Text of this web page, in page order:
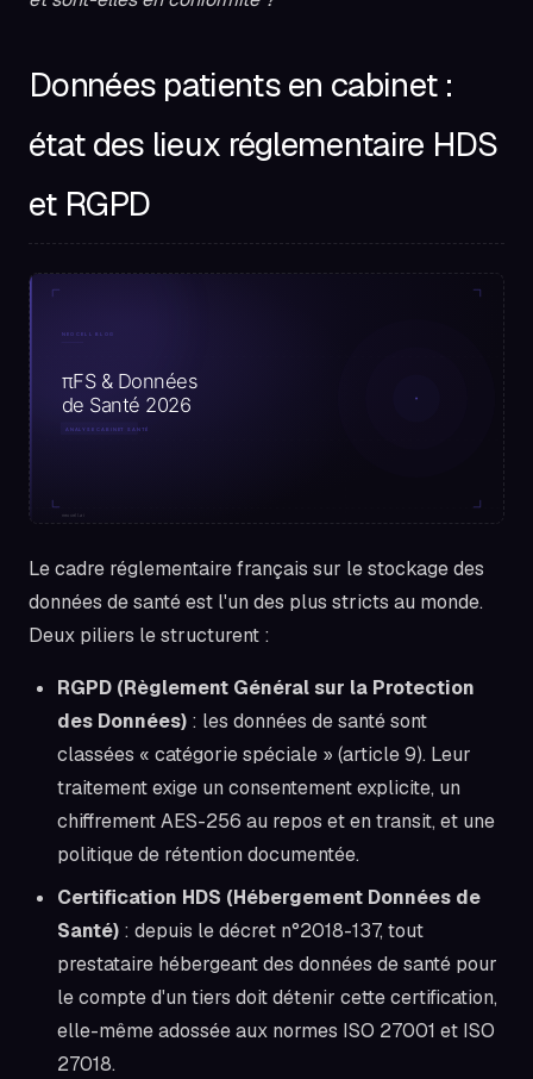
Données patients en cabinet :
état des lieux réglementaire HDS
et RGPD
Le cadre réglementaire français sur le stockage des
données de santé est l'un des plus stricts au monde.
Deux piliers le structurent :
RGPD (Règlement Général sur la Protection
des Données) : les données de santé sont
classées « catégorie spéciale » (article 9). Leur
traitement exige un consentement explicite, un
chiffrement AES-256 au repos et en transit, et une
politique de rétention documentée.
Certification HDS (Hébergement Données de
Santé) : depuis le décret n°2018-137, tout
prestataire hébergeant des données de santé pour
le compte d'un tiers doit détenir cette certification,
elle-même adossée aux normes ISO 27001 et ISO
27018.